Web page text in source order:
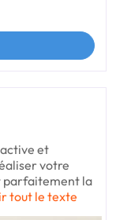
et
votre
parfaitement la
tout le texte